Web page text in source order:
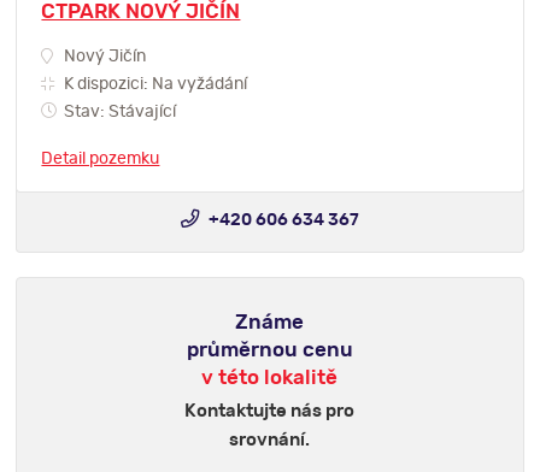
CTPARK NOVÝ JIČÍN
Nový Jičín
K dispozici: Na vyžádání
Stav: Stávající
Detail pozemku
+420 606 634 367
Známe
průměrnou cenu
v této lokalitě
Kontaktujte nás pro
srovnání.